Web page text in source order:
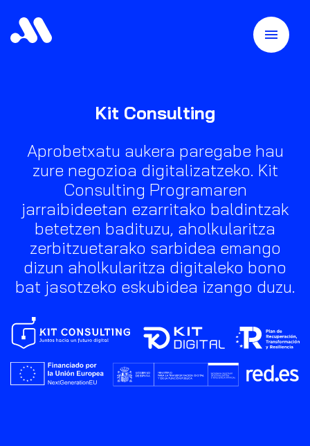
Kit Consulting
Aprobetxatu aukera paregabe hau
zure negozioa digitalizatzeko. Kit
Consulting Programaren
jarraibideetan ezarritako baldintzak
betetzen badituzu, aholkularitza
zerbitzuetarako sarbidea emango
dizun aholkularitza digitaleko bono
bat jasotzeko eskubidea izango duzu.